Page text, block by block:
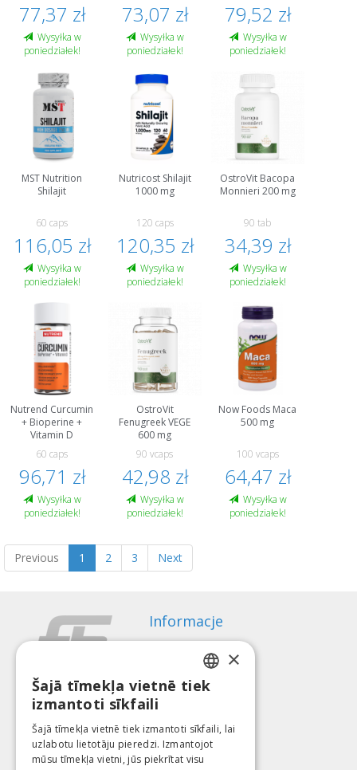
77,37 zł
Wysyłka w
poniedziałek!
73,07 zł
Wysyłka w
poniedziałek!
79,52 zł
Wysyłka w
poniedziałek!
MST Nutrition
Shilajit
60 caps
116,05 zł
Wysyłka w
poniedziałek!
Nutricost Shilajit
1000 mg
120 caps
120,35 zł
Wysyłka w
poniedziałek!
OstroVit Bacopa
Monnieri 200 mg
90 tab
34,39 zł
Wysyłka w
poniedziałek!
Nutrend Curcumin
+ Bioperine +
Vitamin D
60 caps
96,71 zł
Wysyłka w
poniedziałek!
OstroVit
Fenugreek VEGE
600 mg
90 vcaps
42,98 zł
Wysyłka w
poniedziałek!
Now Foods Maca
500 mg
100 vcaps
64,47 zł
Wysyłka w
poniedziałek!
Previous 1 2 3 Next
Informacje
Sposoby płatności
Regulamin zwrotów
O nas
Kontakt
Regulamin
Polityka Prywatności
LATVIAN
LITHUANIAN
×
Šajā tīmekļa vietnē tiek
izmantoti sīkfaili
Šajā tīmekļa vietnē tiek izmantoti sīkfaili, lai
uzlabotu lietotāju pieredzi. Izmantojot
mūsu tīmekļa vietni, jūs piekrītat visu